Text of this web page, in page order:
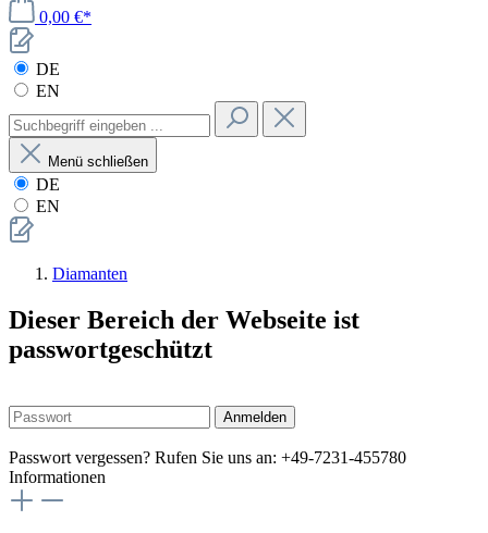
0,00 €*
DE
EN
Menü schließen
DE
EN
Diamanten
Dieser Bereich der Webseite ist
passwortgeschützt
Anmelden
Passwort vergessen? Rufen Sie uns an: +49-7231-455780
Informationen